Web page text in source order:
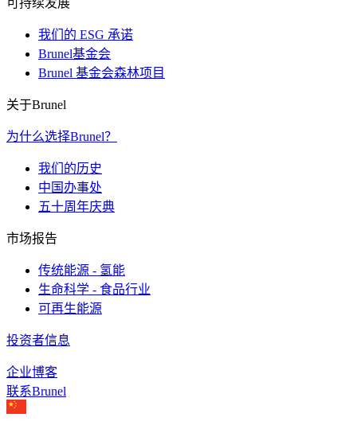
可持续发展
我们的 ESG 承诺
Brunel基金会
Brunel 基金会森林项目
关于Brunel
为什么选择Brunel？
我们的历史
中国办事处
五十周年庆典
市场报告
传统能源 - 氢能
生命科学 - 食品行业
可再生能源
投资者信息
企业博客
联系Brunel